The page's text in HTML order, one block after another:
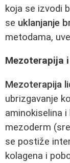
koja se izvodi
se uklanjanje
metodama,
Mezoterapija
Mezoterapija
ubrizgavanje
aminokiselina i
mezoderm
se postiže
kolagena i